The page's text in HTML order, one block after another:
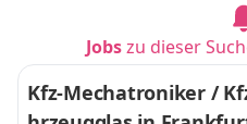
Jobszu dieser
Kfz-Mechatroniker /